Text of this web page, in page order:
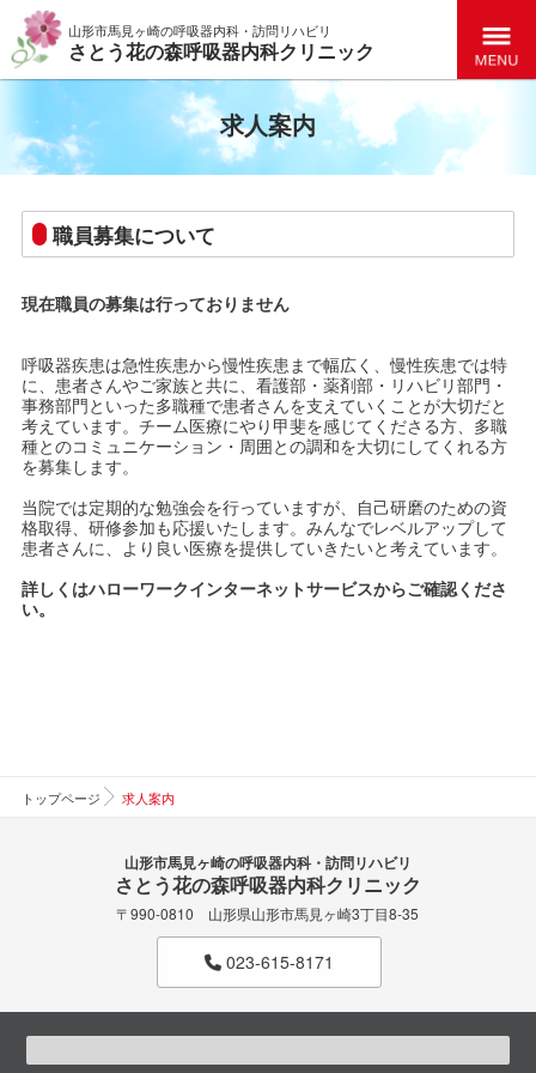
山形市馬見ヶ崎の呼吸器内科・訪問リハビリ
さとう花の森呼吸器内科クリニック
Menu
求人案内
職員募集について
現在職員の募集は行っておりません
呼吸器疾患は急性疾患から慢性疾患まで幅広く、慢性疾患では特
に、患者さんやご家族と共に、看護部・薬剤部・リハビリ部門・
事務部門といった多職種で患者さんを支えていくことが大切だと
考えています。チーム医療にやり甲斐を感じてくださる方、多職
種とのコミュニケーション・周囲との調和を大切にしてくれる方
を募集します。
当院では定期的な勉強会を行っていますが、自己研磨のための資
格取得、研修参加も応援いたします。みんなでレベルアップして
患者さんに、より良い医療を提供していきたいと考えています。
詳しくはハローワークインターネットサービスからご確認くださ
い。
トップページ 求人案内
山形市馬見ヶ崎の呼吸器内科・訪問リハビリ
さとう花の森呼吸器内科クリニック
〒990-0810 山形県山形市馬見ヶ崎3丁目8-35
023-615-8171